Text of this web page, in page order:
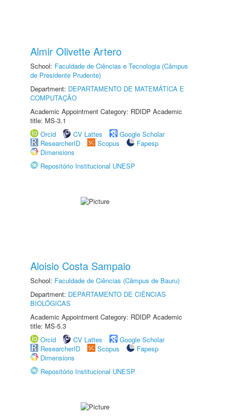
Almir Olivette Artero
School: Faculdade de Ciências e Tecnologia (Câmpus
de Presidente Prudente)
Department: DEPARTAMENTO DE MATEMÁTICA E
COMPUTAÇÃO
Academic Appointment Category: RDIDP Academic
title: MS-3.1
Orcid
CV Lattes
Google Scholar
ResearcherID
Scopus
Fapesp
Dimensions
Repositório Institucional UNESP
Aloisio Costa Sampaio
School: Faculdade de Ciências (Câmpus de Bauru)
Department: DEPARTAMENTO DE CIÊNCIAS
BIOLÓGICAS
Academic Appointment Category: RDIDP Academic
title: MS-5.3
Orcid
CV Lattes
Google Scholar
ResearcherID
Scopus
Fapesp
Dimensions
Repositório Institucional UNESP